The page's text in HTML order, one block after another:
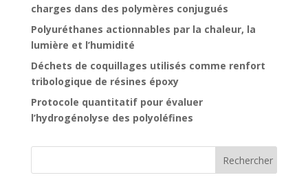
charges dans des polymères conjugués
Polyuréthanes actionnables par la chaleur, la
lumière et l’humidité
Déchets de coquillages utilisés comme renfort
tribologique de résines époxy
Protocole quantitatif pour évaluer
l’hydrogénolyse des polyoléfines